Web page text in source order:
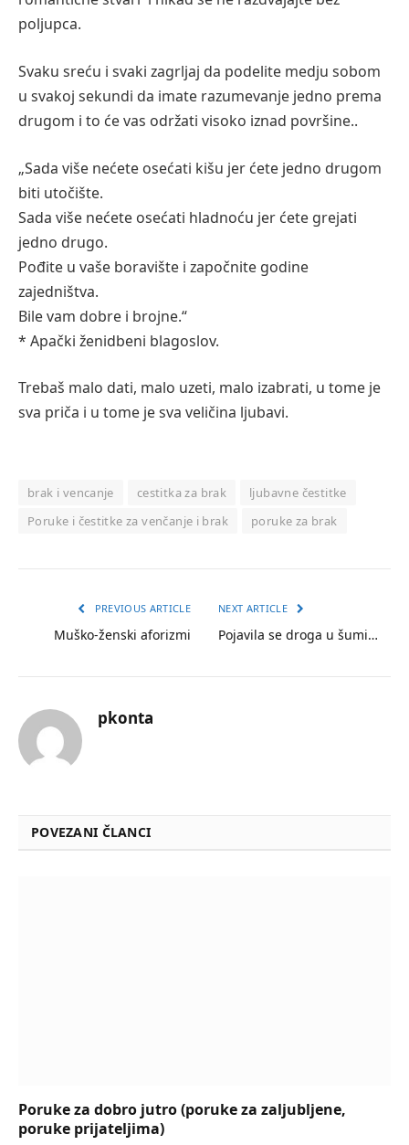
poljupca.
Svaku sreću i svaki zagrljaj da podelite medju sobom
u svakoj sekundi da imate razumevanje jedno prema
drugom i to će vas održati visoko iznad površine..
„Sada više nećete osećati kišu jer ćete jedno drugom
biti utočište.
Sada više nećete osećati hladnoću jer ćete grejati
jedno drugo.
Pođite u vaše boravište i započnite godine
zajedništva.
Bile vam dobre i brojne.“
* Apački ženidbeni blagoslov.
Trebaš malo dati, malo uzeti, malo izabrati, u tome je
sva priča i u tome je sva veličina ljubavi.
brak i vencanje cestitka za brak
ljubavne čestitke
Poruke i čestitke za venčanje i brak
poruke za brak
PREVIOUS ARTICLE
Muško-ženski aforizmi
NEXT ARTICLE
Pojavila se droga u šumi…
pkonta
POVEZANI ČLANCI
Poruke za dobro jutro (poruke za zaljubljene,
poruke prijateljima)